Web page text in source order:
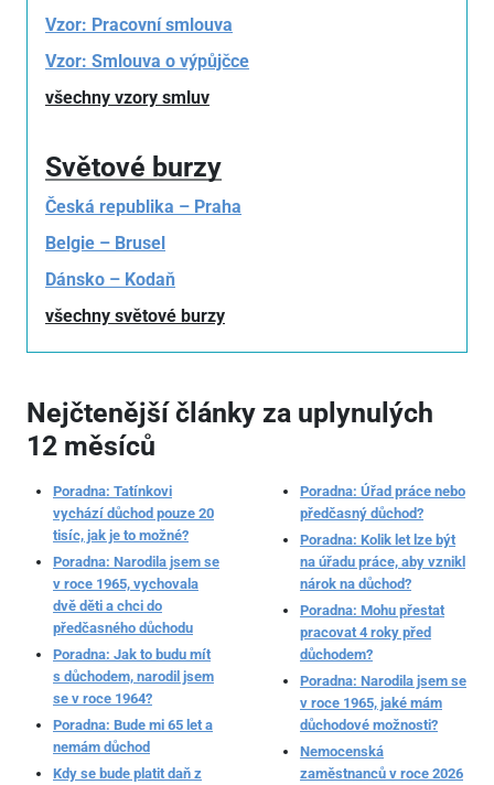
Vzor: Pracovní smlouva
Vzor: Smlouva o výpůjčce
všechny vzory smluv
Světové burzy
Česká republika – Praha
Belgie – Brusel
Dánsko – Kodaň
všechny světové burzy
Nejčtenější články za uplynulých
12 měsíců
Poradna: Tatínkovi
vychází důchod pouze 20
tisíc, jak je to možné?
Poradna: Narodila jsem se
v roce 1965, vychovala
dvě děti a chci do
předčasného důchodu
Poradna: Jak to budu mít
s důchodem, narodil jsem
se v roce 1964?
Poradna: Bude mi 65 let a
nemám důchod
Kdy se bude platit daň z
Poradna: Úřad práce nebo
předčasný důchod?
Poradna: Kolik let lze být
na úřadu práce, aby vznikl
nárok na důchod?
Poradna: Mohu přestat
pracovat 4 roky před
důchodem?
Poradna: Narodila jsem se
v roce 1965, jaké mám
důchodové možnosti?
Nemocenská
zaměstnanců v roce 2026